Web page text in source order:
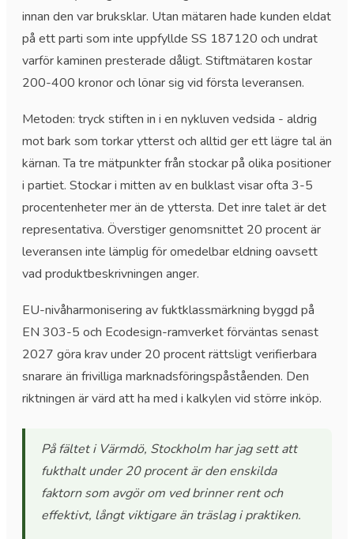
innan den var bruksklar. Utan mätaren hade kunden eldat
på ett parti som inte uppfyllde SS 187120 och undrat
varför kaminen presterade dåligt. Stiftmätaren kostar
200-400 kronor och lönar sig vid första leveransen.
Metoden: tryck stiften in i en nykluven vedsida - aldrig
mot bark som torkar ytterst och alltid ger ett lägre tal än
kärnan. Ta tre mätpunkter från stockar på olika positioner
i partiet. Stockar i mitten av en bulklast visar ofta 3-5
procentenheter mer än de yttersta. Det inre talet är det
representativa. Överstiger genomsnittet 20 procent är
leveransen inte lämplig för omedelbar eldning oavsett
vad produktbeskrivningen anger.
EU-nivåharmonisering av fuktklassmärkning byggd på
EN 303-5 och Ecodesign-ramverket förväntas senast
2027 göra krav under 20 procent rättsligt verifierbara
snarare än frivilliga marknadsföringspåståenden. Den
riktningen är värd att ha med i kalkylen vid större inköp.
På fältet i Värmdö, Stockholm har jag sett att
fukthalt under 20 procent är den enskilda
faktorn som avgör om ved brinner rent och
effektivt, långt viktigare än träslag i praktiken.